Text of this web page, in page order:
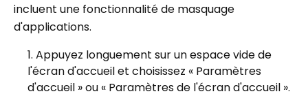
incluent une fonctionnalité de masquage
d'applications.
Appuyez longuement sur un espace vide de
l'écran d'accueil et choisissez « Paramètres
d'accueil » ou « Paramètres de l'écran d'accueil ».